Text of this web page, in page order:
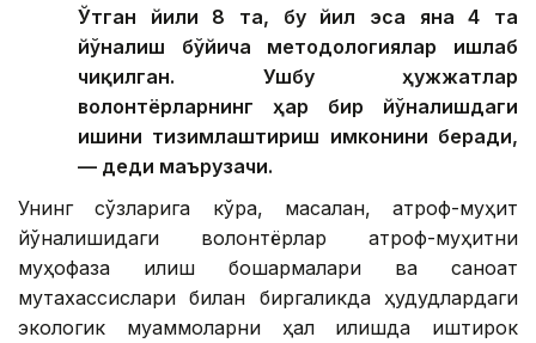
Ўтган йили 8 та, бу йил эса яна 4 та
йўналиш бўйича методологиялар ишлаб
чиқилган. Ушбу ҳужжатлар
волонтёрларнинг ҳар бир йўналишдаги
ишини тизимлаштириш имконини беради,
— деди маърузачи.
Унинг сўзларига кўра, масалан, атроф-муҳит
йўналишидаги волонтёрлар атроф-муҳитни
муҳофаза қилиш бошқармалари ва саноат
мутахассислари билан биргаликда ҳудудлардаги
экологик муаммоларни ҳал қилишда иштирок